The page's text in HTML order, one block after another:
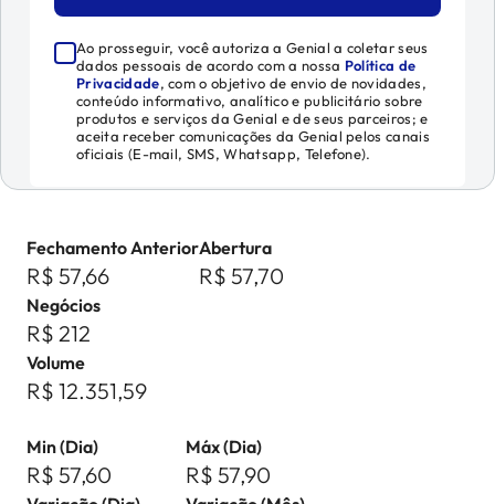
Ao prosseguir, você autoriza a Genial a coletar seus
dados pessoais de acordo com a nossa Política de
Privacidade, com o objetivo de envio de novidades,
conteúdo informativo, analítico e publicitário sobre
produtos e serviços da Genial e de seus parceiros; e
aceita receber comunicações da Genial pelos canais
oficiais (E-mail, SMS, Whatsapp, Telefone).
Fechamento Anterior
R$ 57,66
Abertura
R$ 57,70
Negócios
R$ 212
Volume
R$ 12.351,59
Min (Dia)
R$ 57,60
Máx (Dia)
R$ 57,90